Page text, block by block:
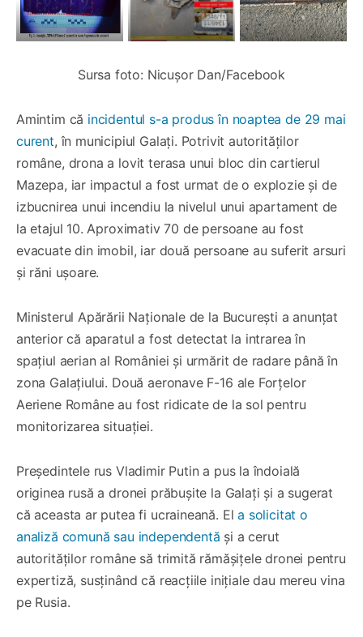
Sursa foto: Nicușor Dan/Facebook
Amintim că incidentul s-a produs în noaptea de 29 mai
curent, în municipiul Galați. Potrivit autorităților
române, drona a lovit terasa unui bloc din cartierul
Mazepa, iar impactul a fost urmat de o explozie și de
izbucnirea unui incendiu la nivelul unui apartament de
la etajul 10. Aproximativ 70 de persoane au fost
evacuate din imobil, iar două persoane au suferit arsuri
și răni ușoare.
Ministerul Apărării Naționale de la București a anunțat
anterior că aparatul a fost detectat la intrarea în
spațiul aerian al României și urmărit de radare până în
zona Galațiului. Două aeronave F-16 ale Forțelor
Aeriene Române au fost ridicate de la sol pentru
monitorizarea situației.
Președintele rus Vladimir Putin a pus la îndoială
originea rusă a dronei prăbușite la Galați și a sugerat
că aceasta ar putea fi ucraineană. Ela solicitat o
analiză comună sau independentă și a cerut
autorităților române să trimită rămășițele dronei pentru
expertiză, susținând că reacțiile inițiale dau mereu vina
pe Rusia.